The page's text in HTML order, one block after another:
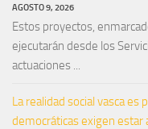
AGOSTO 9, 2026
Estos proyectos,
ejecutarán desde los
actuaciones ...
La realidad social vasca
democráticas exigen estar